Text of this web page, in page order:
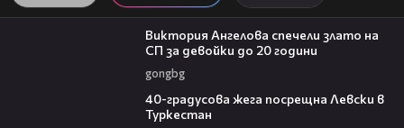
01:03
Виктория Ангелова спечели злато на
СП за девойки до 20 години
gongbg
40-градусова жега посрещна Левски в
Туркестан